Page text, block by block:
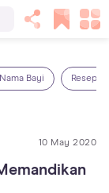
Bayi Resep
10 May 2020